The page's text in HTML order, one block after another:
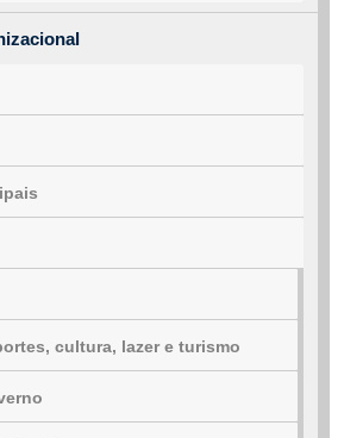
cultura, lazer e turismo